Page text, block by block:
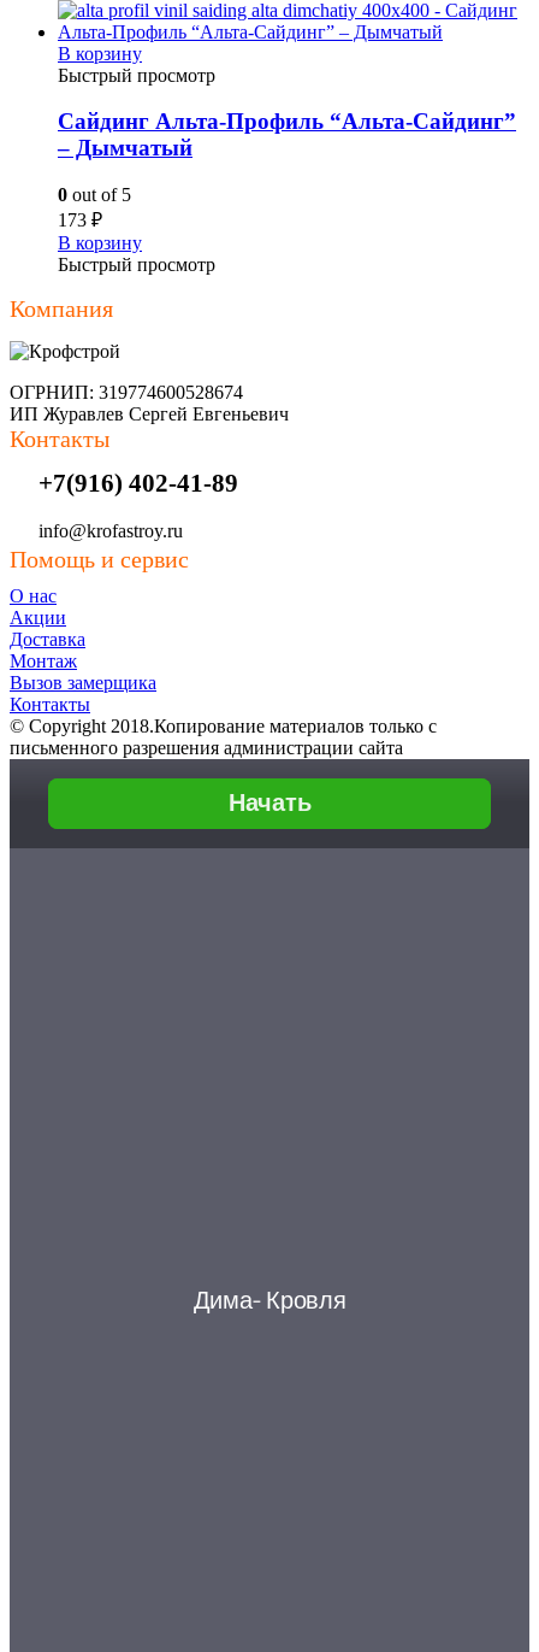
В корзину
Быстрый просмотр
Сайдинг Альта-Профиль “Альта-Сайдинг”
– Дымчатый
0 out of 5
173 ₽
В корзину
Быстрый просмотр
Компания
ОГРНИП: 319774600528674
ИП Журавлев Сергей Евгеньевич
Контакты
+7(916) 402-41-89
info@krofastroy.ru
Помощь и сервис
О нас
Акции
Доставка
Монтаж
Вызов замерщика
Контакты
© Copyright 2018.Копирование материалов только с
письменного разрешения администрации сайта